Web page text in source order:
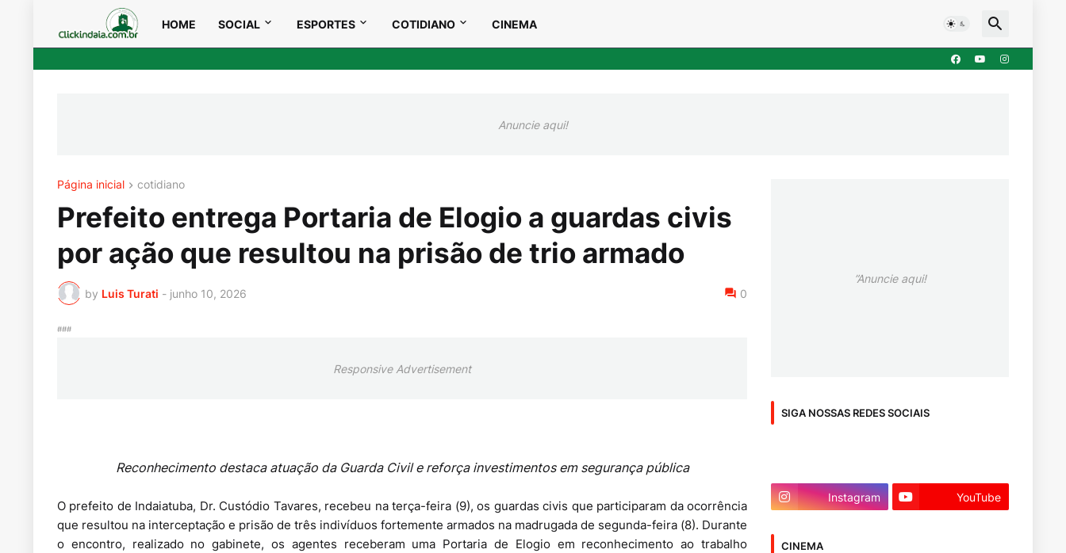
HOME SOCIAL ESPORTES COTIDIANO CINEMA
Anuncie aqui!
Página inicial cotidiano
Prefeito entrega Portaria de Elogio a guardas civis
por ação que resultou na prisão de trio armado
by Luis Turati - junho 10, 2026 0
###
Responsive Advertisement
Reconhecimento destaca atuação da Guarda Civil e reforça investimentos em segurança pública
O prefeito de Indaiatuba, Dr. Custódio Tavares, recebeu na terça-feira (9), os guardas civis que participaram da ocorrência
que resultou na interceptação e prisão de três indivíduos fortemente armados na madrugada de segunda-feira (8). Durante
o encontro, realizado no gabinete, os agentes receberam uma Portaria de Elogio em reconhecimento ao trabalho
”Anuncie aqui!
SIGA NOSSAS REDES SOCIAIS
Instagram YouTube
CINEMA